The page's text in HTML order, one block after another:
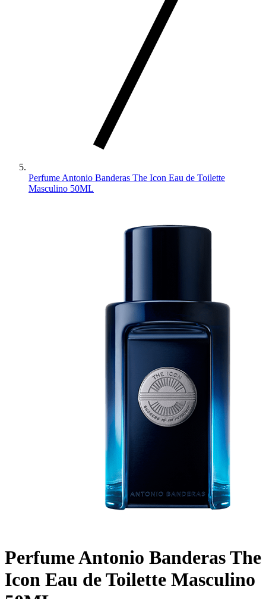
Perfume Antonio Banderas The Icon Eau de Toilette
Masculino 50ML
Perfume Antonio Banderas The
Icon Eau de Toilette Masculino